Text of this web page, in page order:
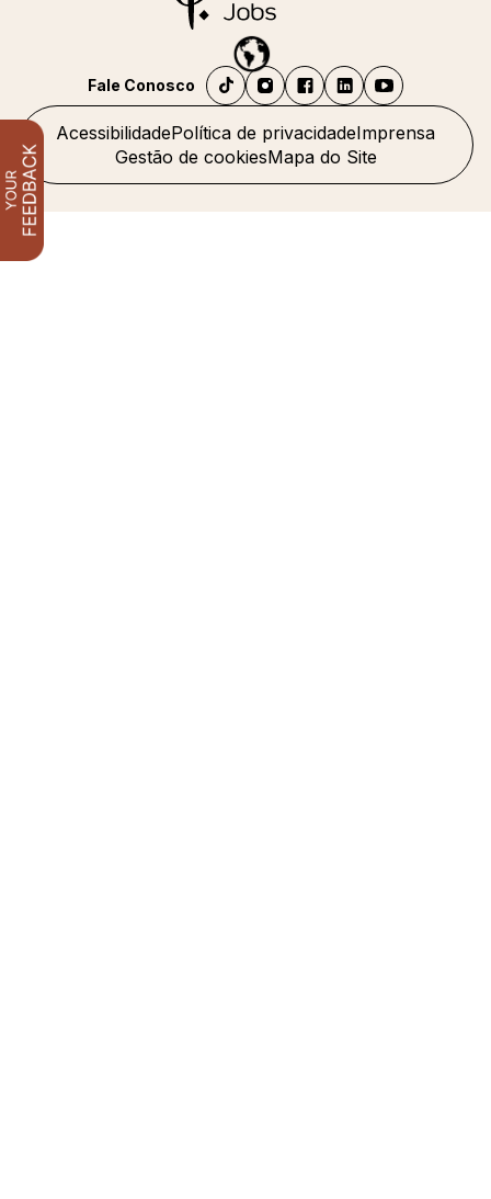
AcessibilidadePolítica de privacidadeImprensa
Gestão de cookiesMapa do Site
Fale Conosco